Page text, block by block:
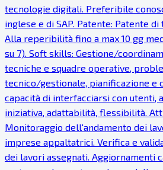
tecnologie digitali. Preferibile
inglese e di SAP. Patente: Patente
Alla reperibilità fino a max 10 gg
su 7). Soft skills: Gestione/
tecniche e squadre operative,
tecnico/gestionale, pianificazione e
capacità di interfacciarsi con utenti,
iniziativa, adattabilità, flessibilità.
Monitoraggio dell'andamento dei
imprese appaltatrici. Verifica e
dei lavori assegnati. Aggiornamenti